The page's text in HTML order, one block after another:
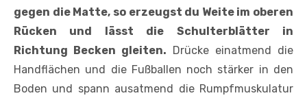
gegen die Matte, so erzeugst du Weite im oberen
Rücken und lässt die Schulterblätter in
Richtung Becken gleiten. Drücke einatmend die
Handflächen und die Fußballen noch stärker in den
Boden und spann ausatmend die Rumpfmuskulatur